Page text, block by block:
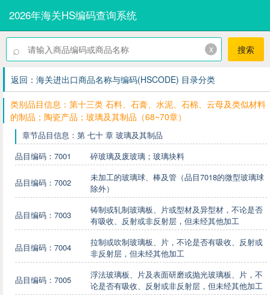
2026年海关HS编码查询系统
⌕ x 搜索
返回：海关进出口商品名称与编码(HSCODE) 目录分类
类别品目信息：第十三类 石料、石膏、水泥、石棉、云母及类似材料
的制品；陶瓷产品；玻璃及其制品（68~70章）
章节品目信息：第 七十 章 玻璃及其制品
品目编码：7001
碎玻璃及废玻璃；玻璃块料
品目编码：7002
未加工的玻璃球、棒及管（品目7018的微型玻璃球
除外）
品目编码：7003
铸制或轧制玻璃板、片或型材及异型材，不论是否
有吸收、反射或非反射层，但未经其他加工
品目编码：7004
拉制或吹制玻璃板、片，不论是否有吸收、反射或
非反射层，但未经其他加工
品目编码：7005
浮法玻璃板、片及表面研磨或抛光玻璃板、片，不
论是否有吸收、反射或非反射层，但未经其他加工